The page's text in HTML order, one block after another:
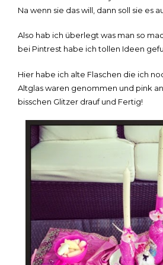
Na wenn sie das will, dann soll sie es
Also hab ich überlegt was man so
bei Pintrest habe ich tollen Ideen
Hier habe ich alte Flaschen die ich
Altglas waren genommen und pink
bisschen Glitzer drauf und Fertig!